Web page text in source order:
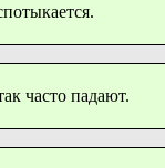
часто падают.